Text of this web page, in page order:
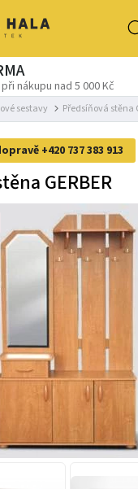
nákupu nad 5 000 Kč
sestavy Předsíňová stěna
+420 737 383 913
GERBER